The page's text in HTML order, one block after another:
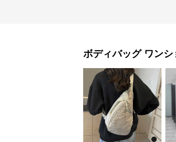
ボディバッグ ワンシ